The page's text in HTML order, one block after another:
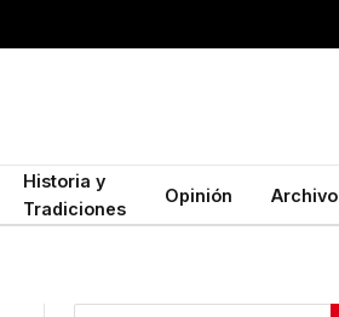
Historia y
Tradiciones
Opinión Archivo